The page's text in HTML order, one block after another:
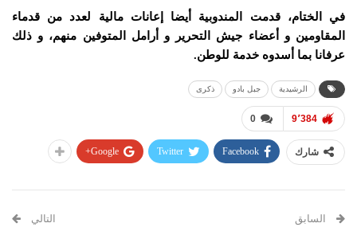
في الختام، قدمت المندوبية أيضا إعانات مالية لعدد من قدماء
المقاومين و أعضاء جيش التحرير و أرامل المتوفين منهم، و ذلك
عرفانا بما أسدوه خدمة للوطن.
الرشيدية جبل بادو ذكرى
0 9٬384
شارك Facebook
Twitter
Google+
السابق التالي